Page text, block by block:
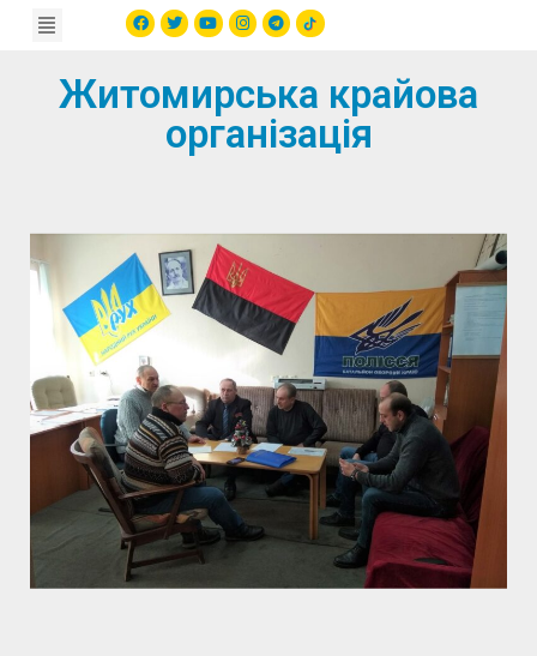
Житомирська крайова
організація